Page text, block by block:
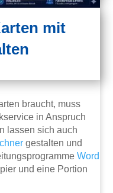
mit
braucht, muss
in Anspruch
lassen sich auch
gestalten und
Word
und eine Portion